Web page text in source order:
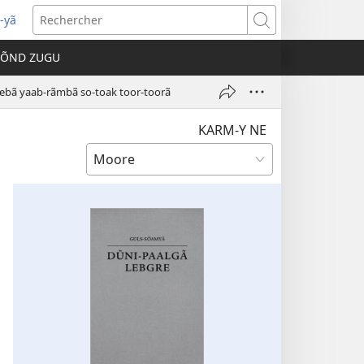
yã
Rechercher
ZUGU
yaab-rãmbã so-toak toor-toorã
KARM-Y NE